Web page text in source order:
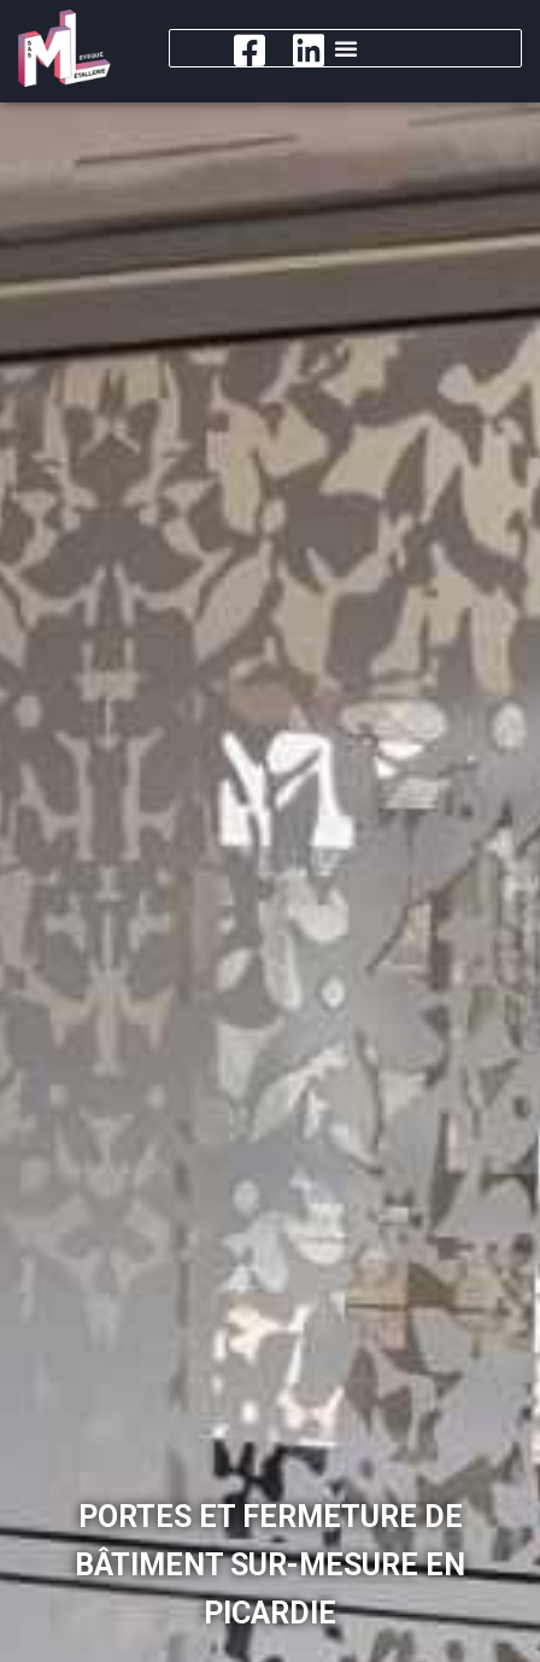
PORTES ET FERMETURE DE
BÂTIMENT SUR-MESURE EN
PICARDIE